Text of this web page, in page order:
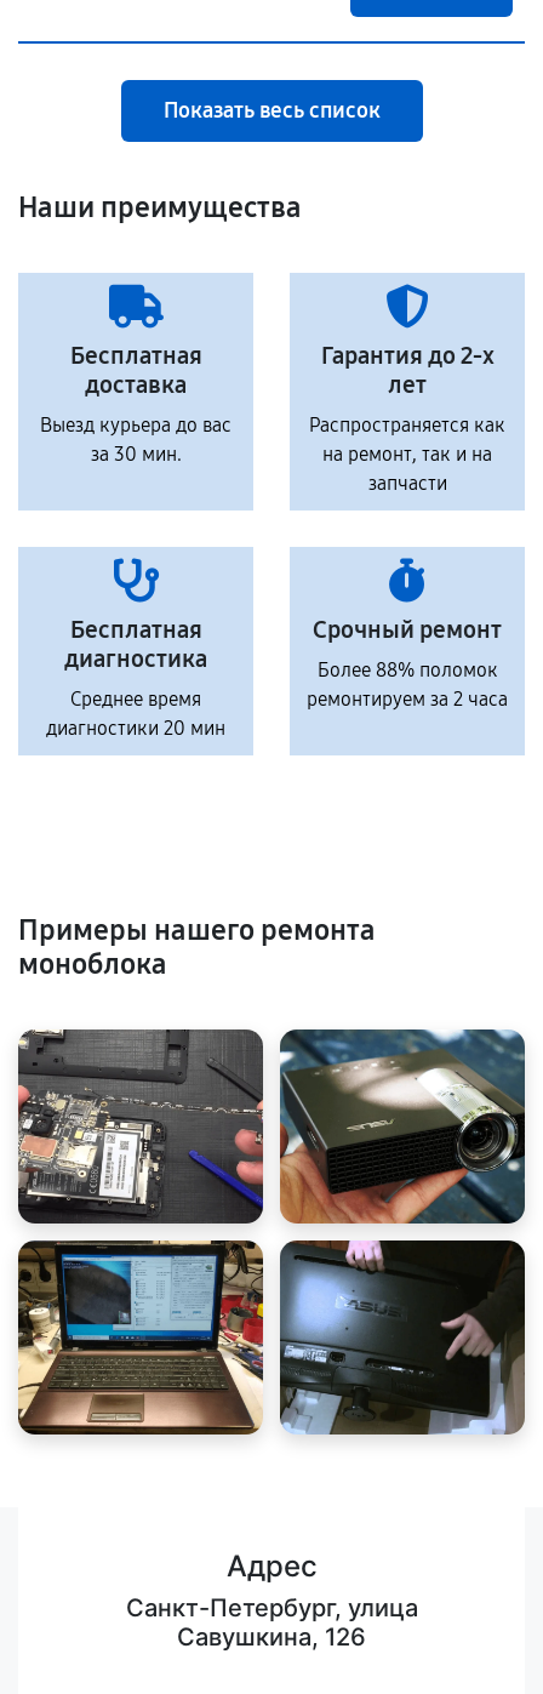
Показать весь список
Наши преимущества
Бесплатная
доставка
Выезд курьера до вас
за 30 мин.
Гарантия до 2-х
лет
Распространяется как
на ремонт, так и на
запчасти
Бесплатная
диагностика
Среднее время
диагностики 20 мин
Срочный ремонт
Более 88% поломок
ремонтируем за 2 часа
Примеры нашего ремонта
моноблока
Адрес
Санкт-Петербург, улица
Савушкина, 126